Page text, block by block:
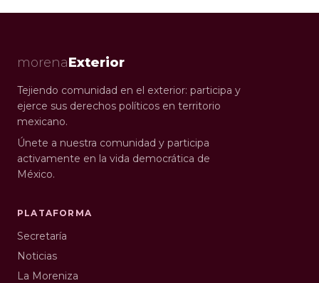
morenaExterior
Tejiendo comunidad en el exterior: participa y
ejerce sus derechos políticos en territorio
mexicano.
Únete a nuestra comunidad y participa
activamente en la vida democrática de
México.
PLATAFORMA
Secretaría
Noticias
La Moreniza